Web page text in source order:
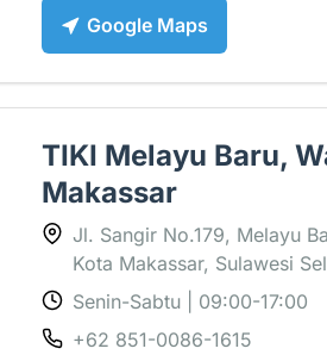
Google Maps
TIKI Melayu Baru,
Makassar
Jl. Sangir No.179, Melayu
Kota Makassar, Sulawesi
Senin-Sabtu | 09:00-17:00
+62 851-0086-1615